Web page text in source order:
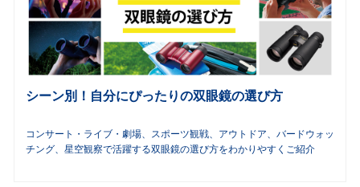
シーン別！自分にぴったりの双眼鏡の選び方
コンサート・ライブ・劇場、スポーツ観戦、アウトドア、バードウォッ
チング、星空観察で活躍する双眼鏡の選び方をわかりやすくご紹介